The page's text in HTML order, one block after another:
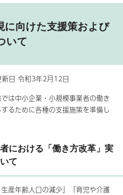
に向けた支援策および
いて
日 令和3年2月12日
は中小企業・小規模事業者の働き
るために各種の支援施策を準備し
における「働き方改革」実
て
産年齢人口の減少」「育児や介護